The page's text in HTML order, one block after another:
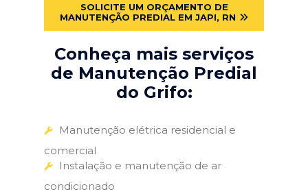
SOLICITE UM ORÇAMENTO DE
MANUTENÇÃO PREDIAL EM JAPI, RN
Conheça mais serviços
de Manutenção Predial
do Grifo:
Manutenção elétrica residencial e
comercial
Instalação e manutenção de ar
condicionado